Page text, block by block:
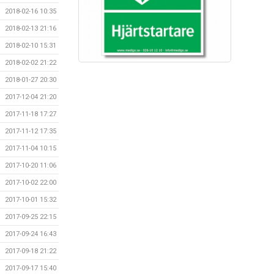
2018-02-16 10:35
2018-02-13 21:16
2018-02-10 15:31
2018-02-02 21:22
2018-01-27 20:30
2017-12-04 21:20
2017-11-18 17:27
2017-11-12 17:35
2017-11-04 10:15
2017-10-20 11:06
2017-10-02 22:00
2017-10-01 15:32
2017-09-25 22:15
2017-09-24 16:43
2017-09-18 21:22
2017-09-17 15:40